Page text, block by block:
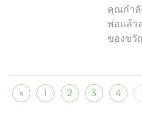
คุณกำ
พ่อแล้ว
ของขวั
« 1 2 3 4 5